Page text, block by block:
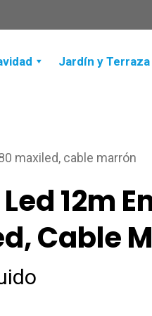
Jardín y Terraza
maxiled, cable marrón
12m
Cable